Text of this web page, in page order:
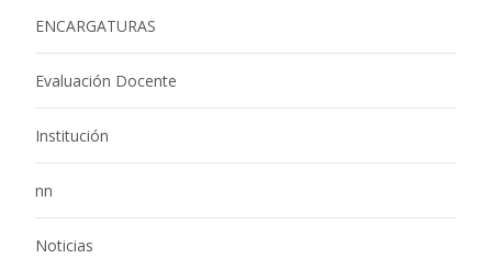
ENCARGATURAS
Evaluación Docente
Institución
nn
Noticias